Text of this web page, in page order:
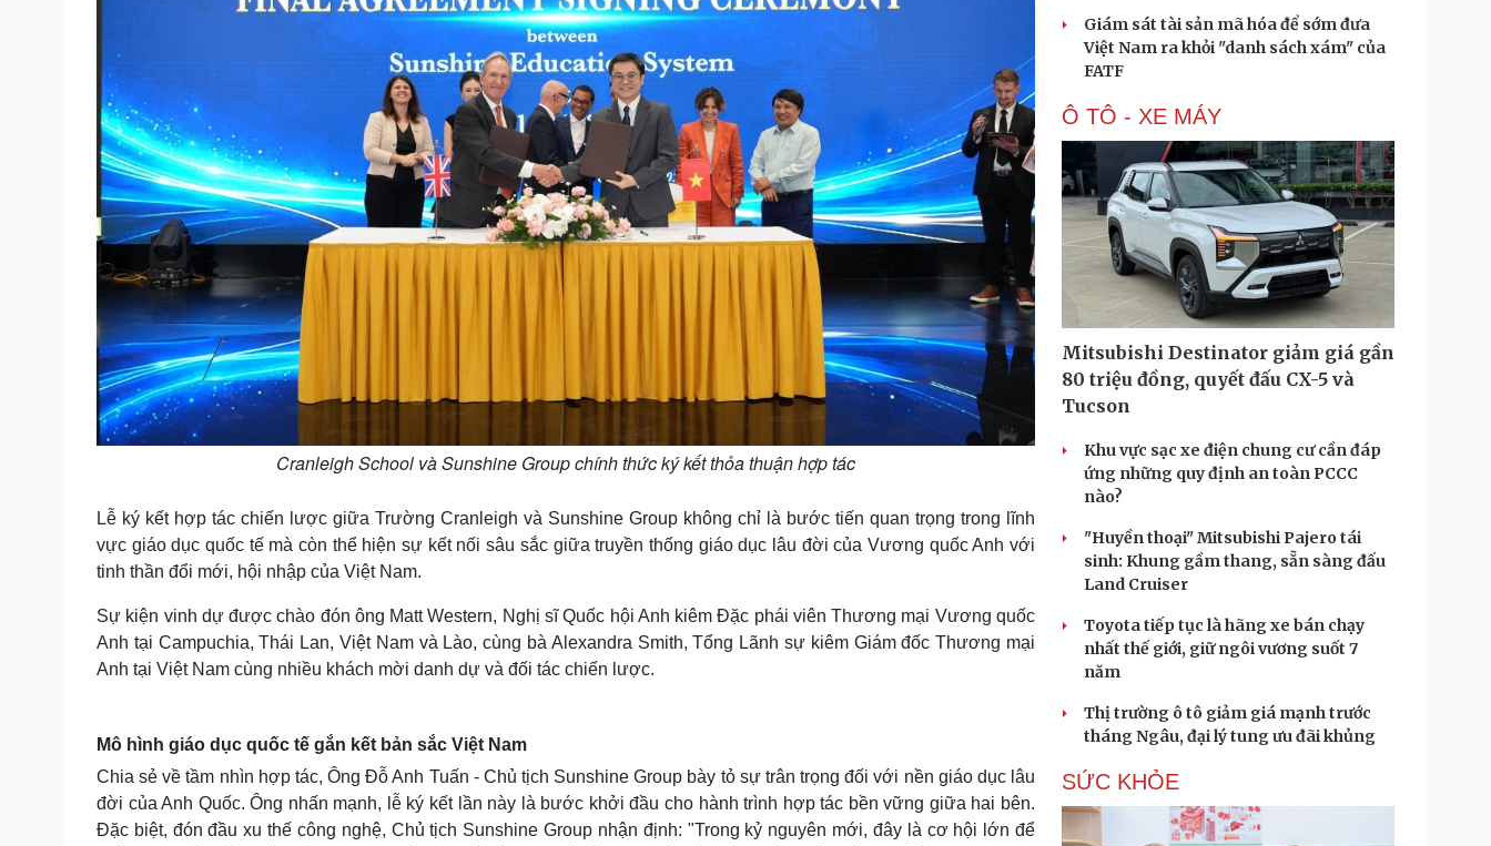
Cranleigh School và Sunshine Group chính thức ký kết thỏa thuận hợp tác
Lễ ký kết hợp tác chiến lược giữa Trường Cranleigh và Sunshine Group không chỉ là bước tiến quan trọng trong lĩnh
vực giáo dục quốc tế mà còn thể hiện sự kết nối sâu sắc giữa truyền thống giáo dục lâu đời của Vương quốc Anh với
tinh thần đổi mới, hội nhập của Việt Nam.
Sự kiện vinh dự được chào đón ông Matt Western, Nghị sĩ Quốc hội Anh kiêm Đặc phái viên Thương mại Vương quốc
Anh tại Campuchia, Thái Lan, Việt Nam và Lào, cùng bà Alexandra Smith, Tổng Lãnh sự kiêm Giám đốc Thương mại
Anh tại Việt Nam cùng nhiều khách mời danh dự và đối tác chiến lược.
Mô hình giáo dục quốc tế gắn kết bản sắc Việt Nam
Chia sẻ về tầm nhìn hợp tác, Ông Đỗ Anh Tuấn - Chủ tịch Sunshine Group bày tỏ sự trân trọng đối với nền giáo dục lâu
đời của Anh Quốc. Ông nhấn mạnh, lễ ký kết lần này là bước khởi đầu cho hành trình hợp tác bền vững giữa hai bên.
Đặc biệt, đón đầu xu thế công nghệ, Chủ tịch Sunshine Group nhận định: "Trong kỷ nguyên mới, đây là cơ hội lớn để
Giám sát tài sản mã hóa để sớm đưa
Việt Nam ra khỏi "danh sách xám" của
FATF
Ô TÔ - XE MÁY
Mitsubishi Destinator giảm giá gần
80 triệu đồng, quyết đấu CX-5 và
Tucson
Khu vực sạc xe điện chung cư cần đáp
ứng những quy định an toàn PCCC
nào?
"Huyền thoại" Mitsubishi Pajero tái
sinh: Khung gầm thang, sẵn sàng đấu
Land Cruiser
Toyota tiếp tục là hãng xe bán chạy
nhất thế giới, giữ ngôi vương suốt 7
năm
Thị trường ô tô giảm giá mạnh trước
tháng Ngâu, đại lý tung ưu đãi khủng
SỨC KHỎE